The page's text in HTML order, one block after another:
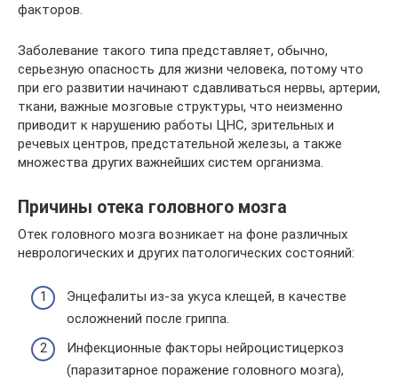
факторов.
Заболевание такого типа представляет, обычно,
серьезную опасность для жизни человека, потому что
при его развитии начинают сдавливаться нервы, артерии,
ткани, важные мозговые структуры, что неизменно
приводит к нарушению работы ЦНС, зрительных и
речевых центров, предстательной железы, а также
множества других важнейших систем организма.
Причины отека головного мозга
Отек головного мозга возникает на фоне различных
неврологических и других патологических состояний:
Энцефалиты из-за укуса клещей, в качестве
осложнений после гриппа.
Инфекционные факторы нейроцистицеркоз
(паразитарное поражение головного мозга),